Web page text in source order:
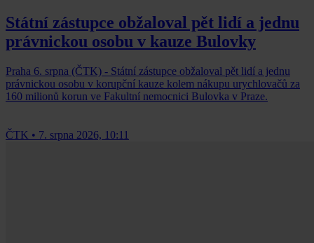
Státní zástupce obžaloval pět lidí a jednu
právnickou osobu v kauze Bulovky
Praha 6. srpna (ČTK) - Státní zástupce obžaloval pět lidí a jednu
právnickou osobu v korupční kauze kolem nákupu urychlovačů za
160 milionů korun ve Fakultní nemocnici Bulovka v Praze.
ČTK • 7. srpna 2026, 10:11